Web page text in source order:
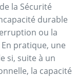
la Sécurité
durable
ou la
pratique, une
si, suite à un
la capacité